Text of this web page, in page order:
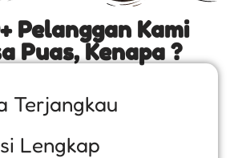
Pelanggan Kami
Puas, Kenapa ?
Terjangkau
Lengkap